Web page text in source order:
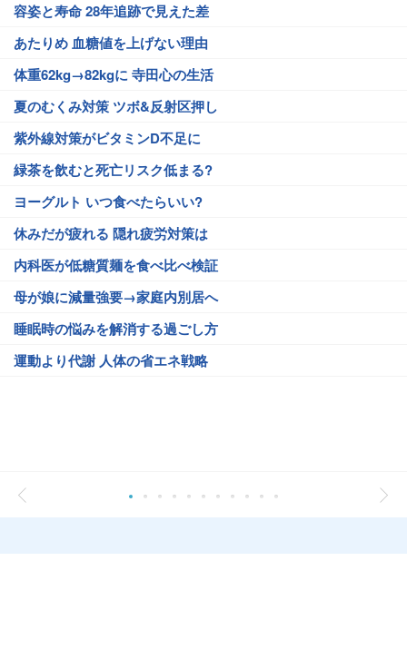
容姿と寿命 28年追跡で見えた差
あたりめ 血糖値を上げない理由
体重62kg→82kgに 寺田心の生活
夏のむくみ対策 ツボ&反射区押し
紫外線対策がビタミンD不足に
緑茶を飲むと死亡リスク低まる?
ヨーグルト いつ食べたらいい?
休みだが疲れる 隠れ疲労対策は
内科医が低糖質麺を食べ比べ検証
母が娘に減量強要→家庭内別居へ
睡眠時の悩みを解消する過ごし方
運動より代謝 人体の省エネ戦略